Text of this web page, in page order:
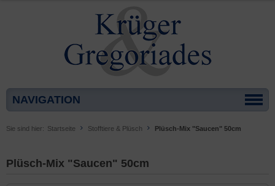
NAVIGATION
Sie sind hier: Startseite Stofftiere & Plüsch Plüsch-Mix "Saucen" 50cm
Plüsch-Mix "Saucen" 50cm